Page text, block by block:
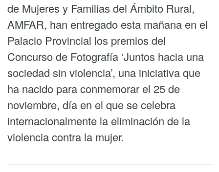
de Mujeres y Familias del Ámbito Rural,
AMFAR, han entregado esta mañana en el
Palacio Provincial los premios del
Concurso de Fotografía ‘Juntos hacia una
sociedad sin violencia’, una iniciativa que
ha nacido para conmemorar el 25 de
noviembre, día en el que se celebra
internacionalmente la eliminación de la
violencia contra la mujer.